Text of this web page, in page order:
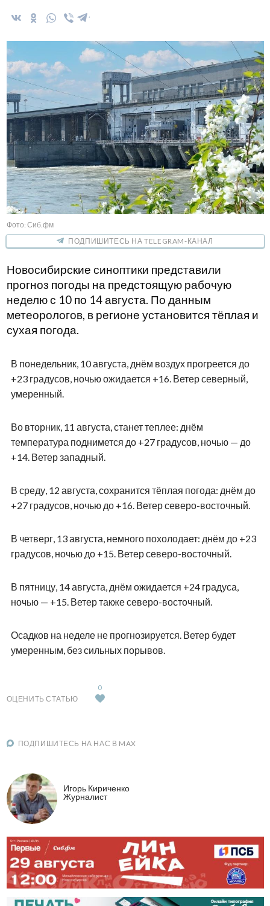
Фото: Сиб.фм
ПОДПИШИТЕСЬ НА TELEGRAM-КАНАЛ
Новосибирские синоптики представили
прогноз погоды на предстоящую рабочую
неделю с 10 по 14 августа. По данным
метеорологов, в регионе установится тёплая и
сухая погода.
В понедельник, 10 августа, днём воздух прогреется до
+23 градусов, ночью ожидается +16. Ветер северный,
умеренный.
Во вторник, 11 августа, станет теплее: днём
температура поднимется до +27 градусов, ночью — до
+14. Ветер западный.
В среду, 12 августа, сохранится тёплая погода: днём до
+27 градусов, ночью до +16. Ветер северо-восточный.
В четверг, 13 августа, немного похолодает: днём до +23
градусов, ночью до +15. Ветер северо-восточный.
В пятницу, 14 августа, днём ожидается +24 градуса,
ночью — +15. Ветер также северо-восточный.
Осадков на неделе не прогнозируется. Ветер будет
умеренным, без сильных порывов.
ОЦЕНИТЬ СТАТЬЮ
0
ПОДПИШИТЕСЬ НА НАС В MAX
Игорь Кириченко
Журналист